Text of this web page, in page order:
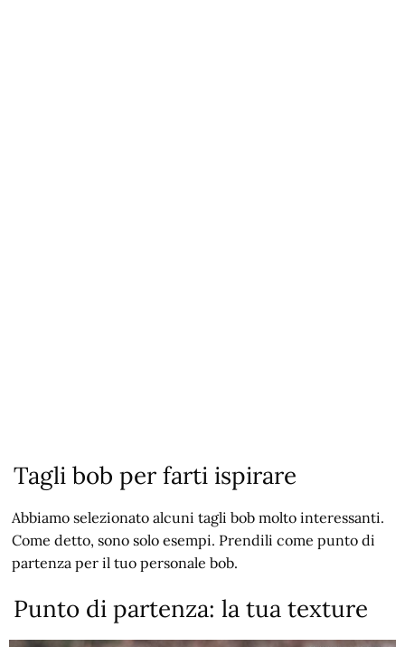
Tagli bob per farti ispirare
Abbiamo selezionato alcuni tagli bob molto interessanti.
Come detto, sono solo esempi. Prendili come punto di
partenza per il tuo personale bob.
Punto di partenza: la tua texture